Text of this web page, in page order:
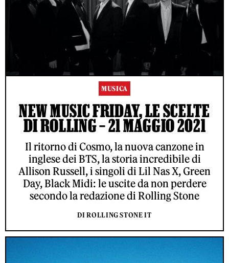
MUSICA
NEW MUSIC FRIDAY, LE SCELTE
DI ROLLING – 21 MAGGIO 2021
Il ritorno di Cosmo, la nuova canzone in
inglese dei BTS, la storia incredibile di
Allison Russell, i singoli di Lil Nas X, Green
Day, Black Midi: le uscite da non perdere
secondo la redazione di Rolling Stone
DI ROLLING STONE IT